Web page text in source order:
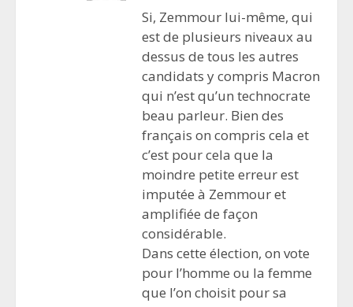
Si, Zemmour lui-même, qui
est de plusieurs niveaux au
dessus de tous les autres
candidats y compris Macron
qui n’est qu’un technocrate
beau parleur. Bien des
français on compris cela et
c’est pour cela que la
moindre petite erreur est
imputée à Zemmour et
amplifiée de façon
considérable.
Dans cette élection, on vote
pour l’homme ou la femme
que l’on choisit pour sa